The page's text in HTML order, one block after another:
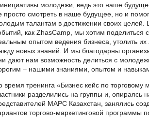
молодежи, ведь это наше
просто смотреть в наше будущее, но и
талантам в достижении своих целей.
как ZhasCamp, мы хотим поделиться
опытом ведения бизнеса, утолить
новых знаний. И мы благодарны
дают нам возможность делиться с
– нашими знаниями, опытом и
время тренинга «Бизнес кейс по торговому
разделились на группы и, опираясь
МАРС Казахстан, занялись
торгово-маркетинговой программы